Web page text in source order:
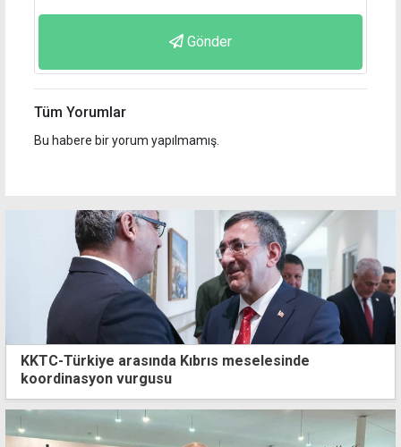
Gönder
Tüm Yorumlar
Bu habere bir yorum yapılmamış.
KKTC-Türkiye arasında Kıbrıs meselesinde
koordinasyon vurgusu